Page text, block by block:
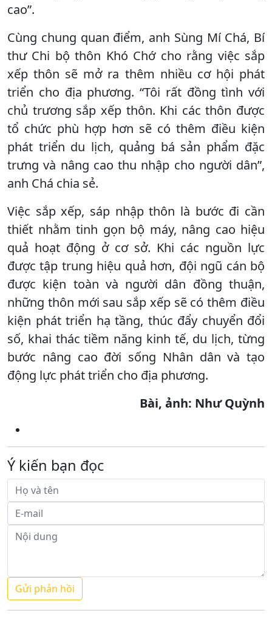
cao”.
Cùng chung quan điểm, anh Sùng Mí Chá, Bí
thư Chi bộ thôn Khó Chớ cho rằng việc sắp
xếp thôn sẽ mở ra thêm nhiều cơ hội phát
triển cho địa phương. “Tôi rất đồng tình với
chủ trương sắp xếp thôn. Khi các thôn được
tổ chức phù hợp hơn sẽ có thêm điều kiện
phát triển du lịch, quảng bá sản phẩm đặc
trưng và nâng cao thu nhập cho người dân”,
anh Chá chia sẻ.
Việc sắp xếp, sáp nhập thôn là bước đi cần
thiết nhằm tinh gọn bộ máy, nâng cao hiệu
quả hoạt động ở cơ sở. Khi các nguồn lực
được tập trung hiệu quả hơn, đội ngũ cán bộ
được kiện toàn và người dân đồng thuận,
những thôn mới sau sắp xếp sẽ có thêm điều
kiện phát triển hạ tầng, thúc đẩy chuyển đổi
số, khai thác tiềm năng kinh tế, du lịch, từng
bước nâng cao đời sống Nhân dân và tạo
động lực phát triển cho địa phương.
Bài, ảnh: Như Quỳnh
Ý kiến bạn đọc